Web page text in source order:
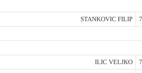
STANKOVIC FILIP
ILIC VELJKO